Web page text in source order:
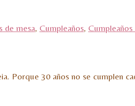
de mesa, Cumpleaños,
Porque 30 años no se cumplen